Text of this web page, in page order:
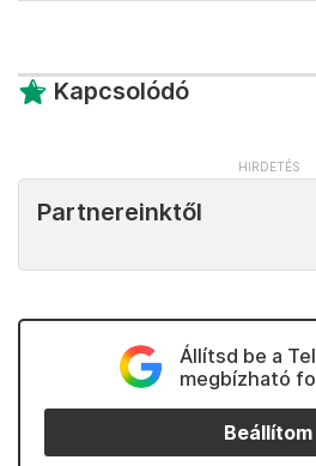
Kapcsolódó
Partnereinktől
Állítsd be a
megbízható
Beállítom